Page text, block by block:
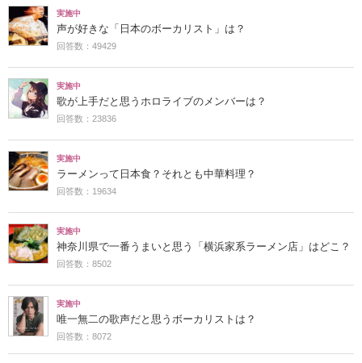
実施中
声が好きな「日本のボーカリスト」は？
回答数：49429
実施中
歌が上手だと思うホロライブのメンバーは？
回答数：23836
実施中
ラーメンって日本食？それとも中華料理？
回答数：19634
実施中
神奈川県で一番うまいと思う「横浜家系ラーメン店」はどこ？
回答数：8502
実施中
唯一無二の歌声だと思うボーカリストは？
回答数：8072